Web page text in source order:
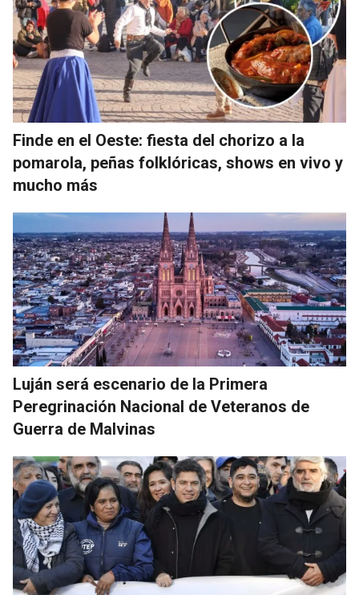
Finde en el Oeste: fiesta del chorizo a la
pomarola, peñas folklóricas, shows en vivo y
mucho más
Luján será escenario de la Primera
Peregrinación Nacional de Veteranos de
Guerra de Malvinas